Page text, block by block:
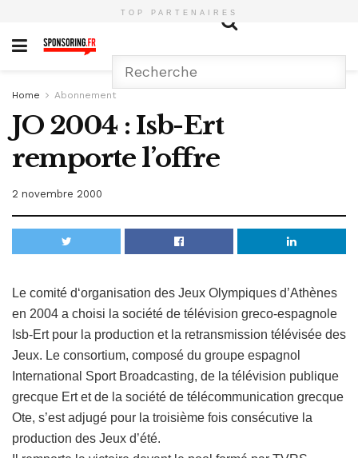
TOP PARTENAIRES
Home Abonnement
JO 2004 : Isb-Ert
remporte l’offre
2 novembre 2000
Le comité d‘organisation des Jeux Olympiques d’Athènes
en 2004 a choisi la société de télévision greco-espagnole
Isb-Ert pour la production et la retransmission télévisée des
Jeux. Le consortium, composé du groupe espagnol
International Sport Broadcasting, de la télévision publique
grecque Ert et de la société de télécommunication grecque
Ote, s’est adjugé pour la troisième fois consécutive la
production des Jeux d’été.